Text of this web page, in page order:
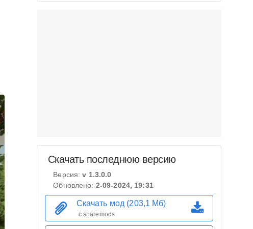
Скачать последнюю версию
Версия:v 1.3.0.0
Обновлено: 2-09-2024, 19:31
Скачать мод (203,1 Мб)
с sharemods